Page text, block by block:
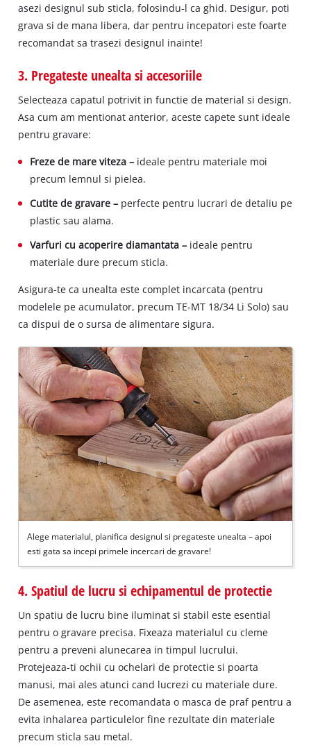
asezi designul sub sticla, folosindu-l ca ghid. Desigur, poti
grava si de mana libera, dar pentru incepatori este foarte
recomandat sa trasezi designul inainte!
3. Pregateste unealta si accesoriile
Selecteaza capatul potrivit in functie de material si design.
Asa cum am mentionat anterior, aceste capete sunt ideale
pentru gravare:
Freze de mare viteza – ideale pentru materiale moi
precum lemnul si pielea.
Cutite de gravare – perfecte pentru lucrari de detaliu pe
plastic sau alama.
Varfuri cu acoperire diamantata – ideale pentru
materiale dure precum sticla.
Asigura-te ca unealta este complet incarcata (pentru
modelele pe acumulator, precum TE-MT 18/34 Li Solo) sau
ca dispui de o sursa de alimentare sigura.
Alege materialul, planifica designul si pregateste unealta – apoi
esti gata sa incepi primele incercari de gravare!
4. Spatiul de lucru si echipamentul de protectie
Un spatiu de lucru bine iluminat si stabil este esential
pentru o gravare precisa. Fixeaza materialul cu cleme
pentru a preveni alunecarea in timpul lucrului.
Protejeaza-ti ochii cu ochelari de protectie si poarta
manusi, mai ales atunci cand lucrezi cu materiale dure.
De asemenea, este recomandata o masca de praf pentru a
evita inhalarea particulelor fine rezultate din materiale
precum sticla sau metal.